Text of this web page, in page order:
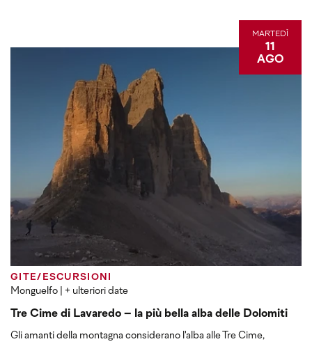
MARTEDÌ
11
AGO
GITE/ESCURSIONI
Monguelfo | + ulteriori date
Tre Cime di Lavaredo – la più bella alba delle Dolomiti
Gli amanti della montagna considerano l'alba alle Tre Cime,